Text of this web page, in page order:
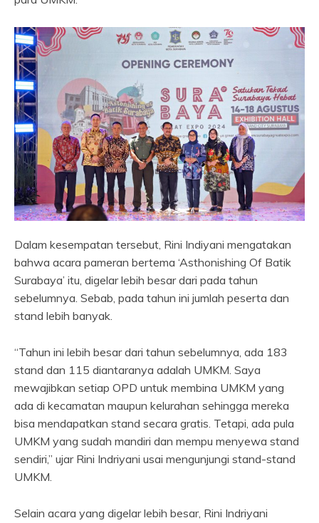
Dalam kesempatan tersebut, Rini Indiyani mengatakan
bahwa acara pameran bertema ‘Asthonishing Of Batik
Surabaya’ itu, digelar lebih besar dari pada tahun
sebelumnya. Sebab, pada tahun ini jumlah peserta dan
stand lebih banyak.
“Tahun ini lebih besar dari tahun sebelumnya, ada 183
stand dan 115 diantaranya adalah UMKM. Saya
mewajibkan setiap OPD untuk membina UMKM yang
ada di kecamatan maupun kelurahan sehingga mereka
bisa mendapatkan stand secara gratis. Tetapi, ada pula
UMKM yang sudah mandiri dan mempu menyewa stand
sendiri,” ujar Rini Indriyani usai mengunjungi stand-stand
UMKM.
Selain acara yang digelar lebih besar, Rini Indriyani